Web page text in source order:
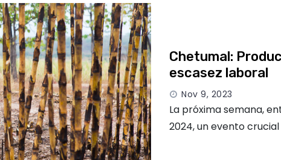
Chetumal:
escasez laboral
Nov 9, 2023
La próxima semana,
2024, un evento